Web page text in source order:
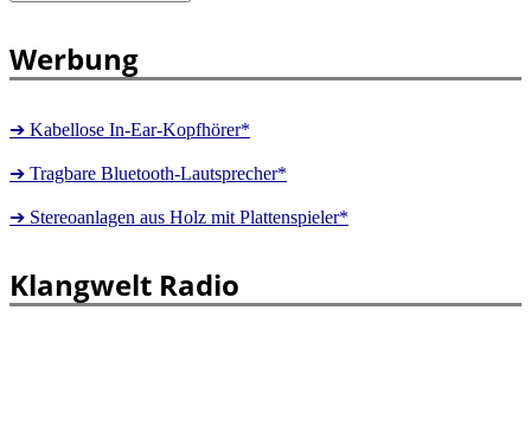
Werbung
➔ Kabellose In-Ear-Kopfhörer*
➔ Tragbare Bluetooth-Lautsprecher*
➔ Stereoanlagen aus Holz mit Plattenspieler*
Klangwelt Radio